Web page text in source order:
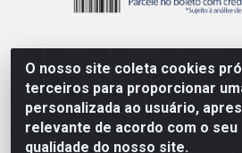
O nosso site coleta cookies
terceiros para proporcionar
personalizada ao usuário,
relevante de acordo com o
qualidade do nosso site.
AMEV IMPORTADORA E
MG-050 km 136 S/N - Cacôco de
CEP 35.500-970 – CNPJ